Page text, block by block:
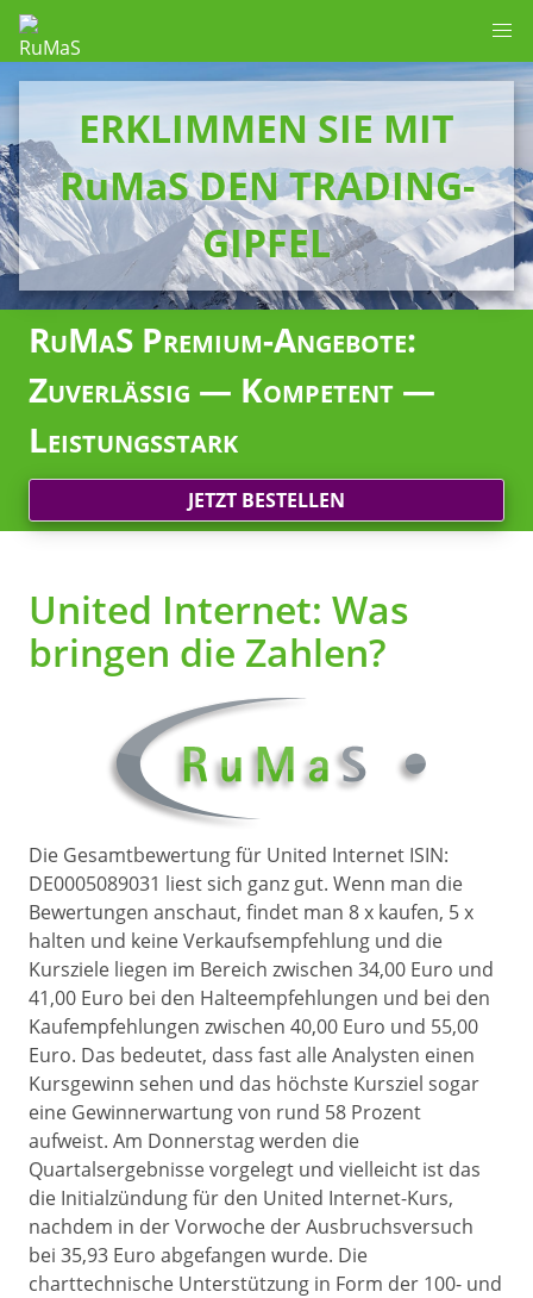
ERKLIMMEN SIE MIT
RuMaS DEN TRADING-
GIPFEL
RuMaS Premium-Angebote:
Zuverlässig — Kompetent —
Leistungsstark
JETZT BESTELLEN
United Internet: Was
bringen die Zahlen?
Die Gesamtbewertung für United Internet ISIN:
DE0005089031 liest sich ganz gut. Wenn man die
Bewertungen anschaut, findet man 8 x kaufen, 5 x
halten und keine Verkaufsempfehlung und die
Kursziele liegen im Bereich zwischen 34,00 Euro und
41,00 Euro bei den Halteempfehlungen und bei den
Kaufempfehlungen zwischen 40,00 Euro und 55,00
Euro. Das bedeutet, dass fast alle Analysten einen
Kursgewinn sehen und das höchste Kursziel sogar
eine Gewinnerwartung von rund 58 Prozent
aufweist. Am Donnerstag werden die
Quartalsergebnisse vorgelegt und vielleicht ist das
die Initialzündung für den United Internet-Kurs,
nachdem in der Vorwoche der Ausbruchsversuch
bei 35,93 Euro abgefangen wurde. Die
charttechnische Unterstützung in Form der 100- und